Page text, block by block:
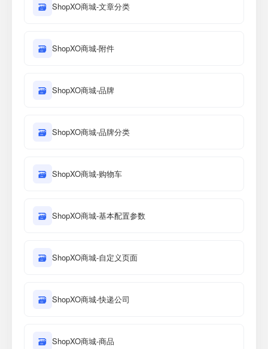
🗃 ShopXO商城-文章分类
🗃 ShopXO商城-附件
🗃 ShopXO商城-品牌
🗃 ShopXO商城-品牌分类
🗃 ShopXO商城-购物车
🗃 ShopXO商城-基本配置参数
🗃 ShopXO商城-自定义页面
🗃 ShopXO商城-快递公司
🗃 ShopXO商城-商品